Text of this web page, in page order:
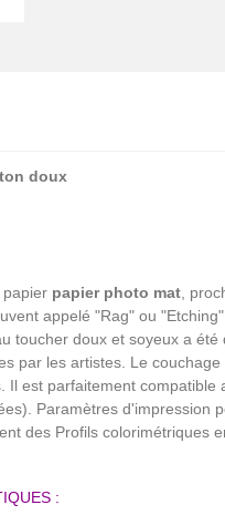
doux
papier photo mat,
appelé "Rag" ou
toucher doux et soyeux a
par les artistes. Le
est parfaitement
Paramètres d'impression
des Profils colorimétriques
: